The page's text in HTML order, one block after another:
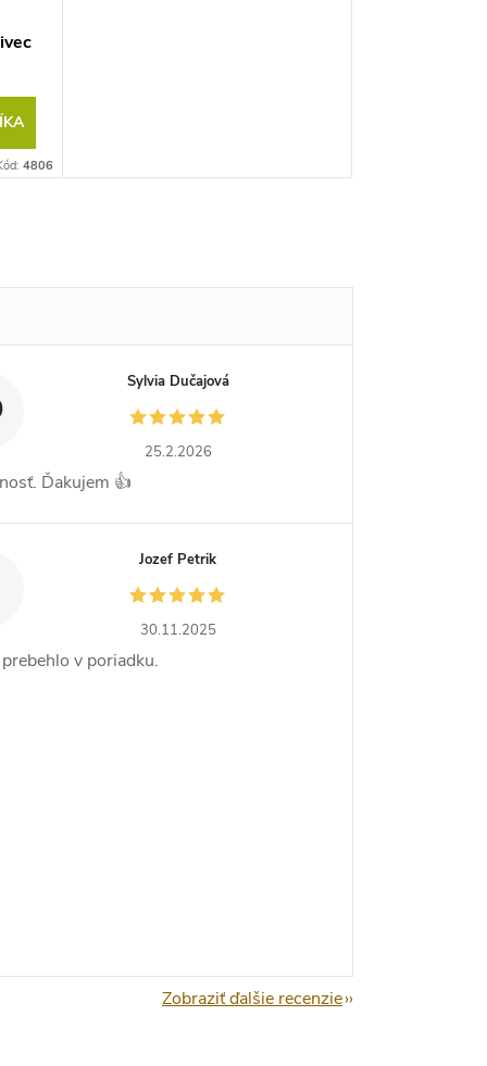
4806
Sylvia Dučajová
25.2.2026
Ďakujem 👍
Jozef Petrik
30.11.2025
v poriadku.
Zobraziť ďalšie recenzie